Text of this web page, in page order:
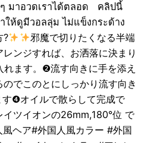
มาอวดเราได้ตลอด คลิปนี้
ให้ดูมีวอลลุ่ม ไม่แข็งกระด้าง
?
邪魔で切りたくなる半端
ンジすれば、お洒落に決まり
ます。❷流す向きに手を添え
でこのとにしっかり流す向き
❹オイルで散らして完成で
ツイオンの26mm,180°位 で
ヘア#外国人風カラー #外国